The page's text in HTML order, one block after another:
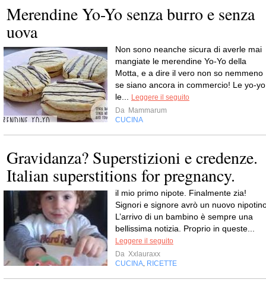
Merendine Yo-Yo senza burro e senza
uova
Non sono neanche sicura di averle mai
mangiate le merendine Yo-Yo della
Motta, e a dire il vero non so nemmeno
se siano ancora in commercio! Le yo-
le...
Leggere il seguito
Da Mammarum
CUCINA
Gravidanza? Superstizioni e credenze.
Italian superstitions for pregnancy.
il mio primo nipote. Finalmente zia!
Signori e signore avrò un nuovo
L’arrivo di un bambino è sempre una
bellissima notizia. Proprio in queste...
Leggere il seguito
Da Xxlauraxx
CUCINA RICETTE